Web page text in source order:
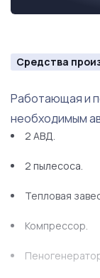
Средства
Работающая и
необходимым
2 АВД.
2 пылесоса.
Тепловая
Компрессор.